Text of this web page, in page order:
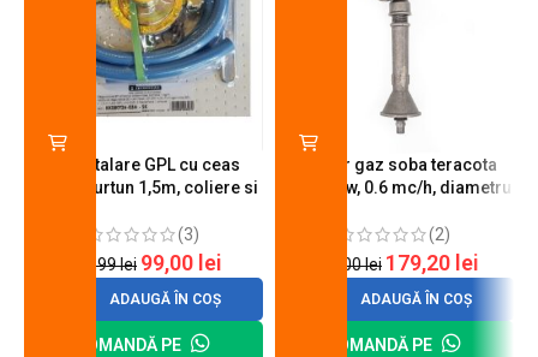
Kit instalare GPL cu ceas
butelie, furtun 1,5m, coliere si
(3)
120,99lei 99,00 lei
ADAUGĂ ÎN COȘ
COMANDĂ PE
Arzator gaz soba teracota
A600, 6 kw, 0.6 mc/h, diametru
(2)
200,00lei 179,20 lei
ADAUGĂ ÎN COȘ
COMANDĂ PE